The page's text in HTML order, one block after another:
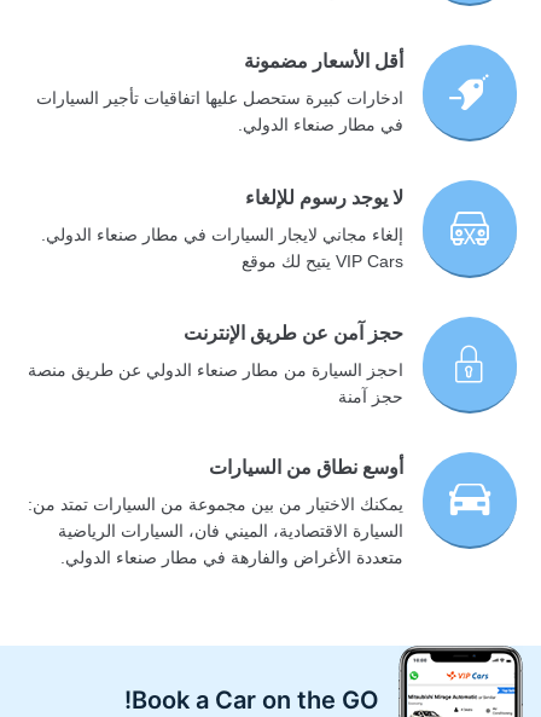
أقل الأسعار مضمونة
ادخارات كبيرة ستحصل عليها اتفاقيات تأجير السيارات
في مطار صنعاء الدولي.
لا يوجد رسوم للإلغاء
إلغاء مجاني لايجار السيارات في مطار صنعاء الدولي.
VIP Cars يتيح لك موقع
حجز آمن عن طريق الإنترنت
احجز السيارة من مطار صنعاء الدولي عن طريق منصة
حجز آمنة
أوسع نطاق من السيارات
يمكنك الاختيار من بين مجموعة من السيارات تمتد من:
السيارة الاقتصادية، الميني فان، السيارات الرياضية
متعددة الأغراض والفارهة في مطار صنعاء الدولي.
Book a Car on the GO!